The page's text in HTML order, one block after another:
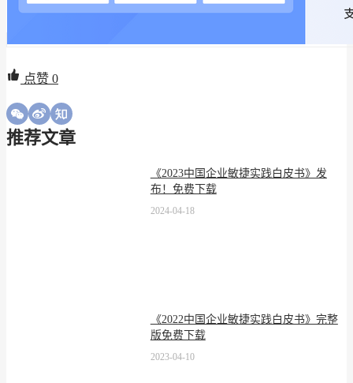
点赞 0
推荐文章
《2023中国企业敏捷实践白皮书》发
布！免费下载
2024-04-18
《2022中国企业敏捷实践白皮书》完整
版免费下载
2023-04-10